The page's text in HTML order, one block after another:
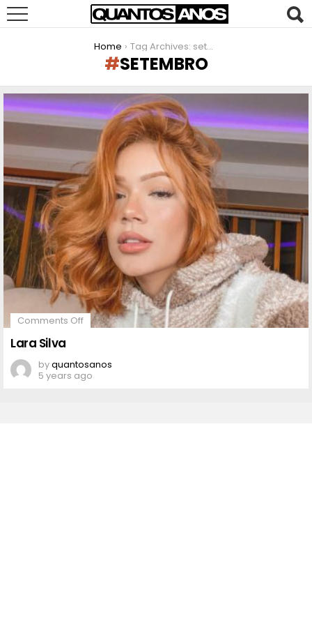
Home Tag Archives: setembro
SETEMBRO
LATEST
STORIES
Comments Offon
Lara
Lara Silva
byquantosanos
5 years ago